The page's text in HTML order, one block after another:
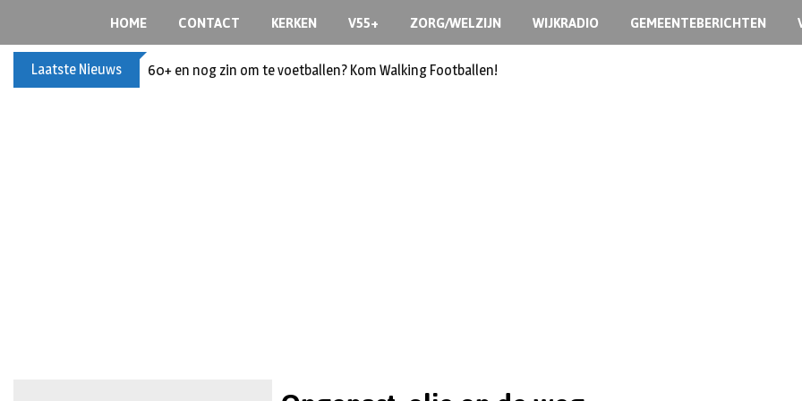
HOME CONTACT KERKEN V55+ ZORG/WELZIJN WIJKRADIO GEMEENTEBERICHTEN
Laatste Nieuws 60+ en nog zin om te voetballen? Kom Walking Footballen!